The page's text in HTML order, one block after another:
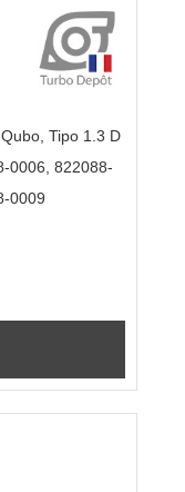
Tipo 1.3 D
0006, 822088-
0009